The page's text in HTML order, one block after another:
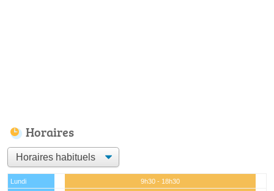
Horaires
Lundi
9h30 - 18h30